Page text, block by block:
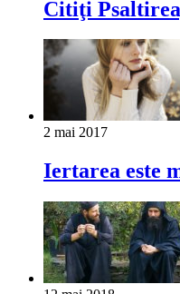
Citiţi
2 mai 2017
Iertarea este